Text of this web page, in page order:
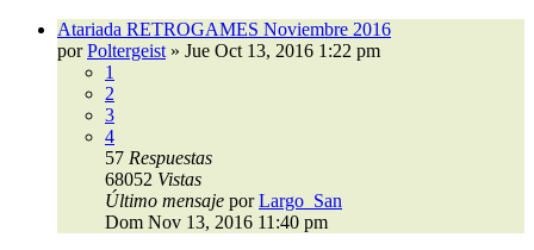
Atariada RETROGAMES Noviembre 2016
porPoltergeist » Jue Oct 13, 2016 1:22 pm
1
2
3
4
57 Respuestas
68052 Vistas
Último mensaje porLargo_San
Dom Nov 13, 2016 11:40 pm